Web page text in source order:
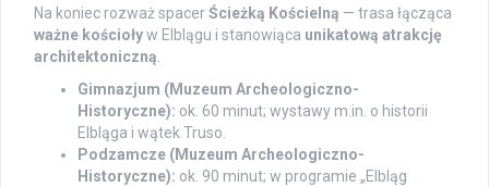
Na koniec rozważ spacerŚcieżką Kościelną — trasa łącząca
ważne kościoływ Elblągu i stanowiąca unikatową atrakcję
architektoniczną
Gimnazjum (Muzeum Archeologiczno-
Historyczne): ok. 60 minut; wystawy m.in. o historii
Elbląga i wątek Truso.
Podzamcze (Muzeum Archeologiczno-
Historyczne): ok. 90 minut; w programie „Elbląg